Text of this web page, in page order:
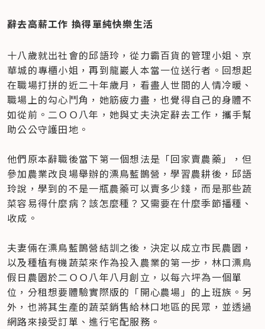
辭去高薪工作 換得單純快樂生活
十八歲就出社會的邱語玲，從力霸百貨的管理小姐、京
華城的專櫃小姐，再到龍巖人本當一位送行者。回想起
在職場打拼的近二十年歲月，看盡人世間的人情冷暖、
職場上的勾心鬥角，她筋疲力盡，也覺得自己的身體不
如從前。二ＯＯ八年，她與丈夫決定辭去工作，攜手幫
助公公守護田地。
他們原本辭職後當下第一個想法是「回家賣農藥」，但
參加農業改良場舉辦的漂鳥藍鵲營，學習農耕後，邱語
玲說，學到的不是一瓶農藥可以賣多少錢，而是那些蔬
菜容易得什麼病？該怎麼種？又需要在什麼季節播種、
收成。
夫妻倆在漂鳥藍鵲營結訓之後，決定以成立市民農園，
以及種植有機蔬菜來作為投入農業的第一步，林口漂鳥
假日農園於二ＯＯ八年八月創立，以每六坪為一個單
位，分租想要體驗實際版的「開心農場」的上班族。另
外，也將其生產的蔬菜銷售給林口地區的民眾，並透過
網路來接受訂單、進行宅配服務。